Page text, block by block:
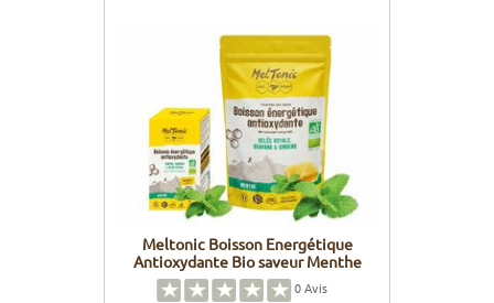
Meltonic Boisson Energétique
Antioxydante Bio saveur Menthe
0Avis